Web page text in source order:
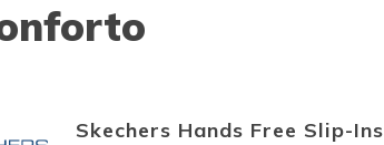
Skechers Hands Free Slip-Ins